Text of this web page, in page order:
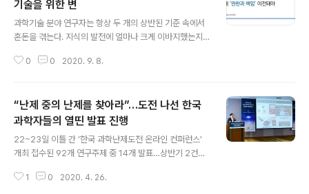
실/불성실 개념이 도입된다. 이에 따라 상대적으로 더욱 중
요해지는 단계는 연구를 수행할 최적의 연구자, 혹은 연구
팀을 골라내는 ‘선정평가’다. 연구비 수혜대상을 확대하려
는 정부의 노력은 계속되고 있지만, 여전히 상당수가 경쟁
형 R&D로 추진되는 만큼 선정평가제도를 발전시키는 것
기술을 위한 변
과학기술 분야 연구자는 항상 두 개의 상반된 기준 속에서
혼돈을 겪는다. 지식의 발전에 얼마나 크게 이바지했는지
적합한 성과를 낼 필요가 있어야 한다는 ‘상업적인 기준’이
에만 충실할 수 있다면 ‘좋은 연구’를 평가하는 기준에 대해
고민할 필요가 크게 줄어드는데, 대표적인 것이 민간 기업
의 연구개발 과정이다. 기업의 최우선 가치는 마땅히 경제
적 이익이며, 따라서 경제적 가치가 높은 기술일수록 좋은
평가를 받는다. 반면 국가연구개발비를 사용해야 하는 국
책연구는 그 기준을 기업만큼 확실히 하기 어렵다. 다양한
0 0 2020. 9. 8.
“난제 중의 난제를 찾아라”…도전 나선 한국
과학자들의 열띤 발표 진행
22~23일 이틀 간 ‘한국 과학난제도전 온라인 컨퍼런스’
개최 접수된 92개 연구주제 중 14개 발표…상반기 2건의
때입니다.” 과학자들의 목소리는 결의에 차 있었다. 세상에
1 0 2020. 4. 26.